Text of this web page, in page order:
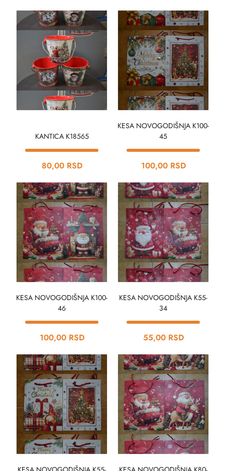
KANTICA K18565
80,00 RSD
KESA NOVOGODIŠNJA K100-
45
100,00 RSD
KESA NOVOGODIŠNJA K100-
46
100,00 RSD
KESA NOVOGODIŠNJA K55-
34
55,00 RSD